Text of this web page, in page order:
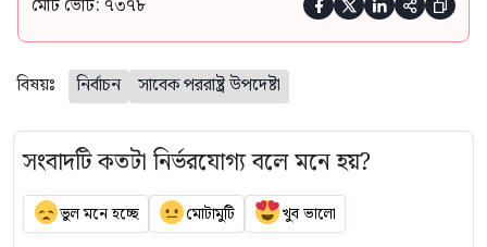
মোট ভোট: ৭৩৭৮     
বিষয়ঃ নির্বাচন সাবেক পররাষ্ট্র উপদেষ্টা
সংবাদটি কতটা নির্ভরযোগ্য বলে মনে হয়?
ভুল মনে হচ্ছে মোটামুটি খুব ভালো